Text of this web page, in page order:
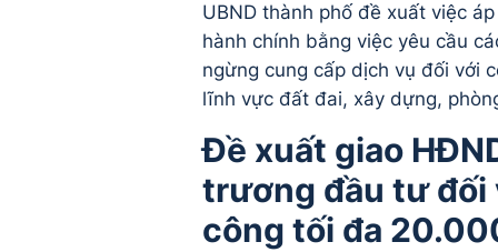
UBND thành phố đề xuất việc
hành chính bằng việc yêu cầu
ngừng cung cấp dịch vụ đối với
lĩnh vực đất đai, xây dựng,
Đề xuất giao
trương đầu tư đối
công tối đa